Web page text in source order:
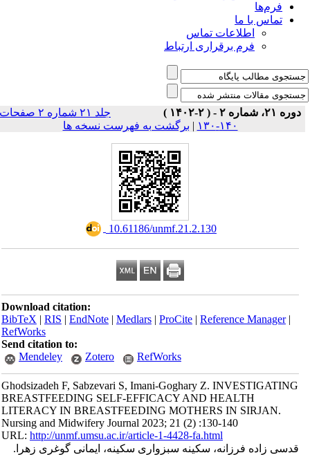
فرم‌ها
تماس با ما
اطلاعات تماس
فرم برقراری ارتباط
دوره ۲۱، شماره ۲ - ( ۲-۱۴۰۲ )
جلد ۲۱ شماره ۲ صفحات
۱۴۰-۱۳۰
| برگشت به فهرست نسخه ها
‎ 10.61186/unmf.21.2.130
Download citation:
BibTeX|RIS|EndNote|Medlars|ProCite|Reference Manager
RefWorks
Send citation to:
Mendeley
Zotero RefWorks
Ghodsizadeh F, Sabzevari S, Imani-Goghary Z. INVESTIGATING
BREASTFEEDING SELF-EFFICACY AND HEALTH
LITERACY IN BREASTFEEDING MOTHERS IN SIRJAN.
Nursing and Midwifery Journal 2023; 21 (2) :130-140
URL:http://unmf.umsu.ac.ir/article-1-4428-fa.html
قدسی زاده فرزانه، سکینه سبزواری سکینه، ایمانی گوغری زهرا.